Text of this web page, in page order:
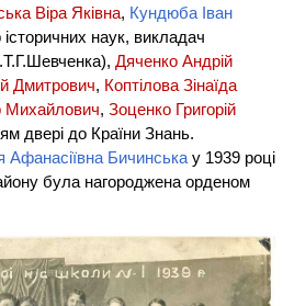
Віра Яківна, Кундюба Іван
історичних наук, викладач
Дяченко Андрій
Дмитрович, Коптілова Зінаїда
Михай­лович, Зоценко Григорій
двері до Країни Знань.
Афанасіївна Бичинськау 1939 році
була нагороджена орденом